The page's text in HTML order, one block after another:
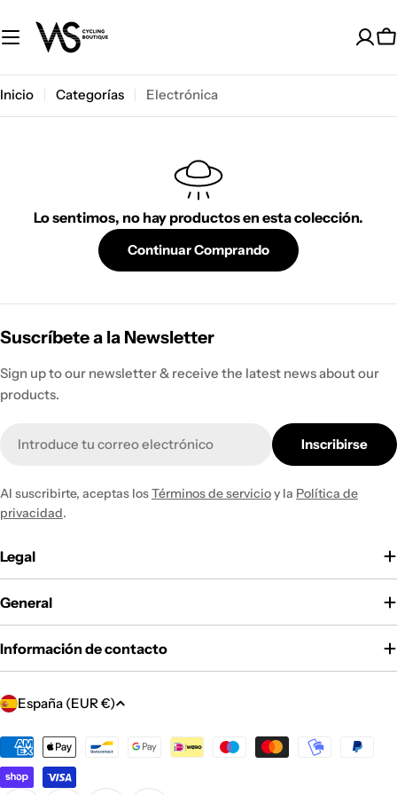
al
contenido
Inicio Categorías Electrónica
Lo sentimos, no hay productos en esta colección.
Continuar Comprando
Suscríbete a la Newsletter
Sign up to our newsletter & receive the latest news about our
products.
electrónico
Inscribirse
Al suscribirte, aceptas losTérminos de servicioy la Política de
privacidad.
Legal
General
Información de contacto
P
í
s
España (EUR €)
Métodos
de
pago